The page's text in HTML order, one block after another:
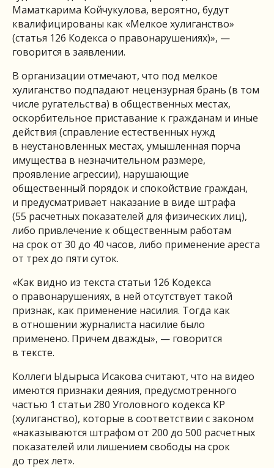
Маматкарима Койчукулова, вероятно, будут
квалифицированы как «Мелкое хулиганство»
(статья 126 Кодекса о правонарушениях)», —
говорится в заявлении.
В организации отмечают, что под мелкое
хулиганство подпадают нецензурная брань (в том
числе ругательства) в общественных местах,
оскорбительное приставание к гражданам и иные
действия (справление естественных нужд
в неустановленных местах, умышленная порча
имущества в незначительном размере,
проявление агрессии), нарушающие
общественный порядок и спокойствие граждан,
и предусматривает наказание в виде штрафа
(55 расчетных показателей для физических лиц),
либо привлечение к общественным работам
на срок от 30 до 40 часов, либо применение ареста
от трех до пяти суток.
«Как видно из текста статьи 126 Кодекса
о правонарушениях, в ней отсутствует такой
признак, как применение насилия. Тогда как
в отношении журналиста насилие было
применено. Причем дважды», — говорится
в тексте.
Коллеги Ыдырыса Исакова считают, что на видео
имеются признаки деяния, предусмотренного
частью 1 статьи 280 Уголовного кодекса КР
(хулиганство), которые в соответствии с законом
«наказываются штрафом от 200 до 500 расчетных
показателей или лишением свободы на срок
до трех лет».